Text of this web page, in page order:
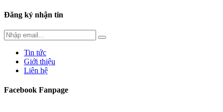
Đăng ký nhận tin
Tin tức
Giới thiệu
Liên hệ
Facebook Fanpage